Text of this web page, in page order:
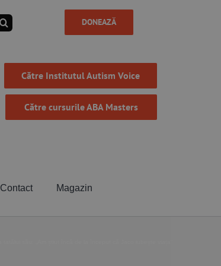
DONEAZĂ
Către Institutul Autism Voice
Către cursurile ABA Masters
Contact Magazin